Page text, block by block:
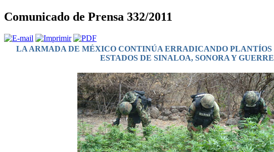
Comunicado de Prensa 332/2011
LA ARMADA DE MÉXICO CONTINÚA ERRADICANDO
ESTADOS DE SINALOA, SONORA Y